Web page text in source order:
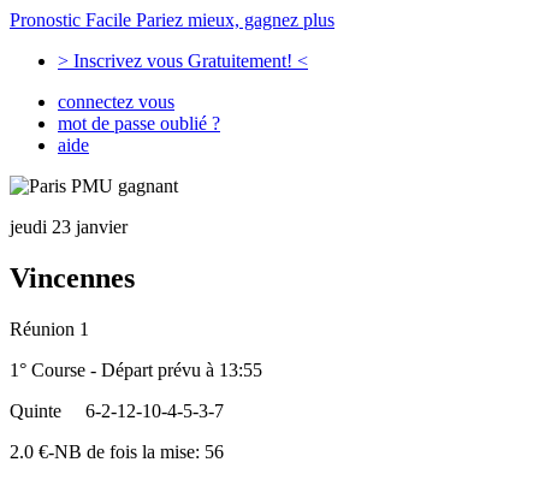
Pronostic Facile Pariez mieux, gagnez plus
> Inscrivez vous Gratuitement! <
connectez vous
mot de passe oublié ?
aide
jeudi 23 janvier
Vincennes
Réunion 1
1° Course - Départ prévu à 13:55
Quinte
6-2-12-10-4-5-3-7
2.0 €-NB de fois la mise: 56